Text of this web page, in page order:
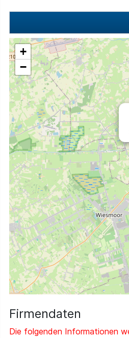
+
−
Firmendaten
Die folgenden Informationen